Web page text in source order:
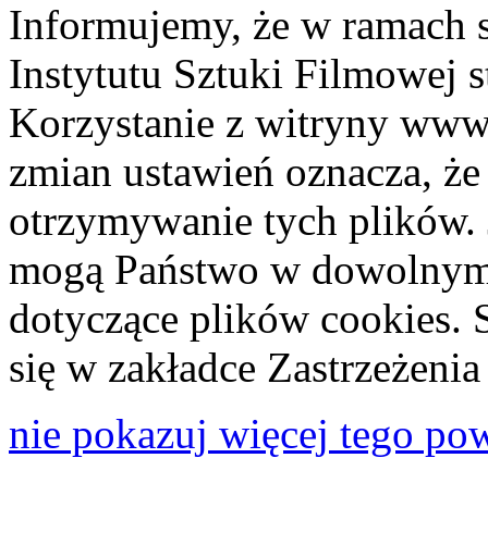
Informujemy, że w ramach
Instytutu Sztuki Filmowej
Korzystanie z witryny
zmian ustawień oznacza,
otrzymywanie tych plików.
mogą Państwo w
dotyczące plików cookies.
się w zakładce
nie pokazuj więcej tego